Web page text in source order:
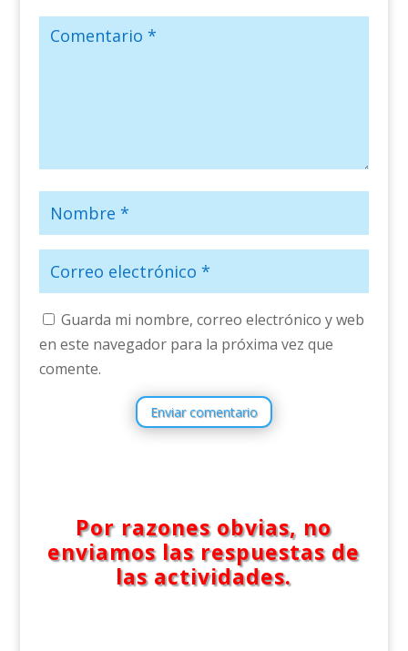
Guarda mi nombre, correo electrónico y web
en este navegador para la próxima vez que
comente.
Enviar comentario
Por razones obvias, no
enviamos las respuestas de
las actividades.